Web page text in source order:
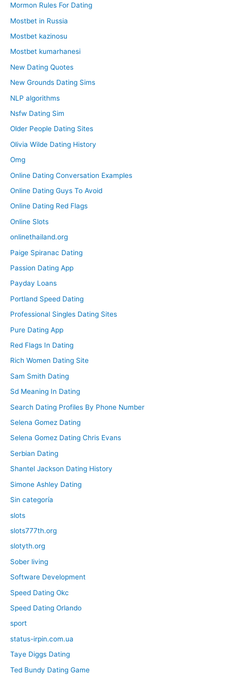
Mormon Rules For Dating
Mostbet in Russia
Mostbet kazinosu
Mostbet kumarhanesi
New Dating Quotes
New Grounds Dating Sims
NLP algorithms
Nsfw Dating Sim
Older People Dating Sites
Olivia Wilde Dating History
Omg
Online Dating Conversation Examples
Online Dating Guys To Avoid
Online Dating Red Flags
Online Slots
onlinethailand.org
Paige Spiranac Dating
Passion Dating App
Payday Loans
Portland Speed Dating
Professional Singles Dating Sites
Pure Dating App
Red Flags In Dating
Rich Women Dating Site
Sam Smith Dating
Sd Meaning In Dating
Search Dating Profiles By Phone Number
Selena Gomez Dating
Selena Gomez Dating Chris Evans
Serbian Dating
Shantel Jackson Dating History
Simone Ashley Dating
Sin categoría
slots
slots777th.org
slotyth.org
Sober living
Software Development
Speed Dating Okc
Speed Dating Orlando
sport
status-irpin.com.ua
Taye Diggs Dating
Ted Bundy Dating Game